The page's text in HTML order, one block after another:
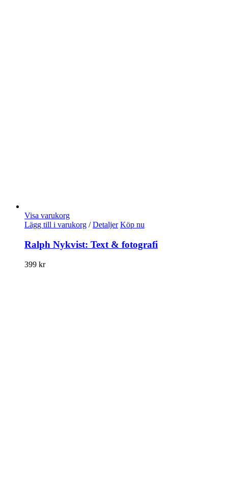
Visa varukorg
Lägg till i varukorg / Detaljer Köp nu
Ralph Nykvist: Text & fotografi
399 kr